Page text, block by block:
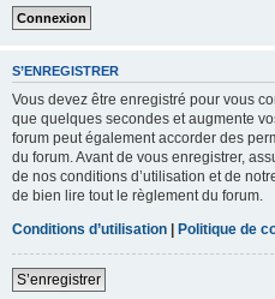
S’ENREGISTRER
Vous devez être enregistré pour vous
que quelques secondes et augmente
forum peut également accorder des
du forum. Avant de vous enregistrer,
de nos conditions d’utilisation et de
de bien lire tout le règlement du forum.
Conditions d’utilisation | Politique de
S’enregistrer